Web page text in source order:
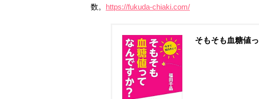
数。 https://fukuda-chiaki.com/
そもそも血糖値